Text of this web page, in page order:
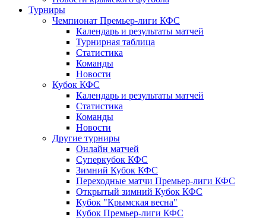
Турниры
Чемпионат Премьер-лиги КФС
Календарь и результаты матчей
Турнирная таблица
Статистика
Команды
Новости
Кубок КФС
Календарь и результаты матчей
Статистика
Команды
Новости
Другие турниры
Онлайн матчей
Суперкубок КФС
Зимний Кубок КФС
Переходные матчи Премьер-лиги КФС
Открытый зимний Кубок КФС
Кубок "Крымская весна"
Кубок Премьер-лиги КФС